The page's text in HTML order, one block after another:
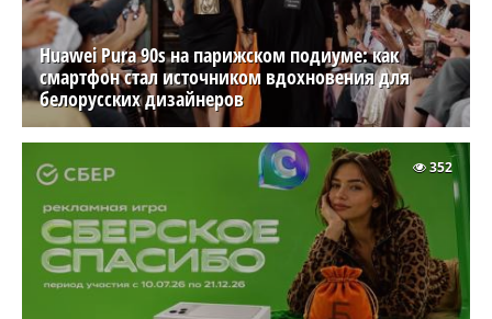
Huawei Pura 90s на парижском подиуме: как
смартфон стал источником вдохновения для
белорусских дизайнеров
352